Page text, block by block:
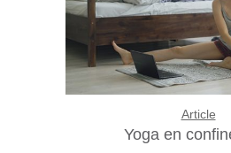
Article
Yoga en